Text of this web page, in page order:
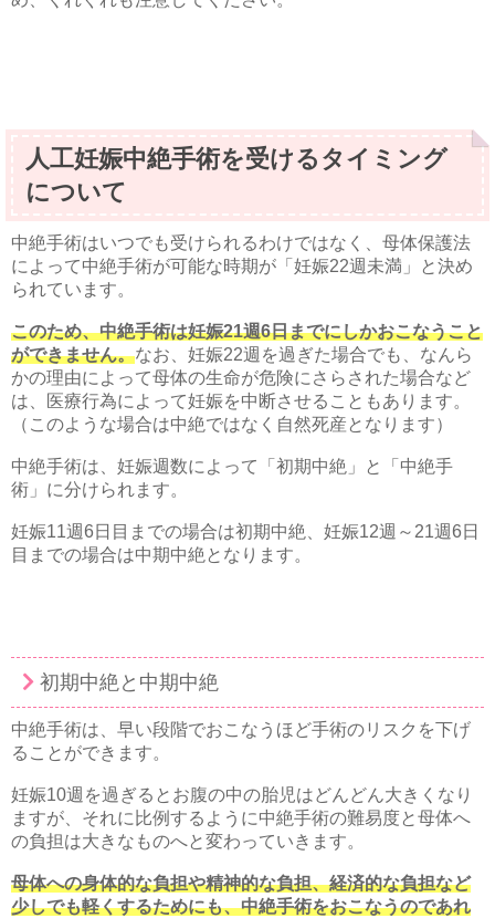
人工妊娠中絶手術を受けるタイミング
について
中絶手術はいつでも受けられるわけではなく、母体保護法
によって中絶手術が可能な時期が「妊娠22週未満」と決め
られています。
このため、中絶手術は妊娠21週6日までにしかおこなうこと
ができません。なお、妊娠22週を過ぎた場合でも、なんら
かの理由によって母体の生命が危険にさらされた場合など
は、医療行為によって妊娠を中断させることもあります。
（このような場合は中絶ではなく自然死産となります）
中絶手術は、妊娠週数によって「初期中絶」と「中絶手
術」に分けられます。
妊娠11週6日目までの場合は初期中絶、妊娠12週～21週6日
目までの場合は中期中絶となります。
初期中絶と中期中絶
中絶手術は、早い段階でおこなうほど手術のリスクを下げ
ることができます。
妊娠10週を過ぎるとお腹の中の胎児はどんどん大きくなり
ますが、それに比例するように中絶手術の難易度と母体へ
の負担は大きなものへと変わっていきます。
母体への身体的な負担や精神的な負担、経済的な負担など
少しでも軽くするためにも、中絶手術をおこなうのであれ